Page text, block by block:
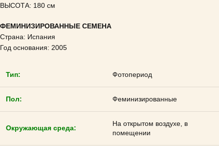
ВЫСОТА: 180 см
ФЕМИНИЗИРОВАННЫЕ СЕМЕНА
Страна: Испания
Год основания: 2005
Тип: Фотопериод
Пол: Феминизированные
Окружающая среда:
На открытом воздухе, в
помещении